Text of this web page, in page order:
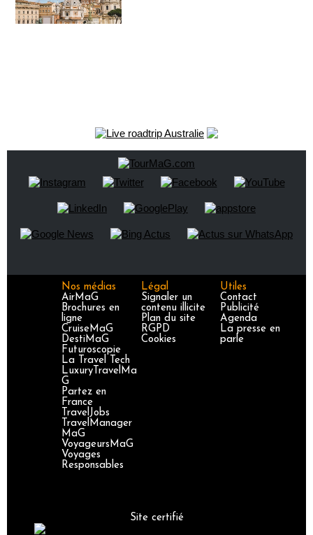
Nos médias
AirMaG
Brochures en
ligne
CruiseMaG
DestiMaG
Futuroscopie
La Travel Tech
LuxuryTravelMa
G
Partez en
France
TravelJobs
TravelManager
MaG
VoyageursMaG
Voyages
Responsables
Légal
Signaler un
contenu illicite
Plan du site
RGPD
Cookies
Utiles
Contact
Publicité
Agenda
La presse en
parle
Site certifié